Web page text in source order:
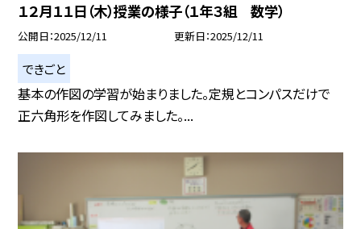
１２月１１日（木）授業の様子（１年３組 数学）
公開日 2025/12/11 更新日 2025/12/11
できごと
基本の作図の学習が始まりました。定規とコンパスだけで
正六角形を作図してみました。...